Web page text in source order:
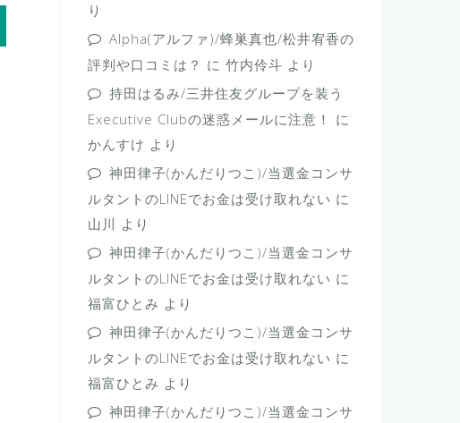
り
Alpha(アルファ)/蜂巣真也/松井宥香の
評判や口コミは？ に 竹内伶斗 より
持田はるみ/三井住友グループを装う
Executive Clubの迷惑メールに注意！
に
かんすけ より
神田律子(かんだりつこ)/当選金コンサ
ルタントのLINEでお金は受け取れない に
山川 より
神田律子(かんだりつこ)/当選金コンサ
ルタントのLINEでお金は受け取れない に
福富ひとみ より
神田律子(かんだりつこ)/当選金コンサ
ルタントのLINEでお金は受け取れない に
福富ひとみ より
神田律子(かんだりつこ)/当選金コンサ